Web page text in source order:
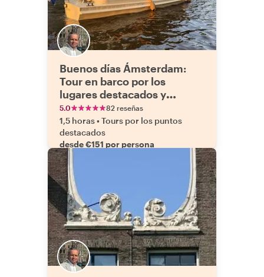
Buenos días Ámsterdam:
Tour en barco por los
lugares destacados y
desayuno
5.0 82 reseñas
1,5 horas•Tours por los puntos
destacados
desde €151 por persona